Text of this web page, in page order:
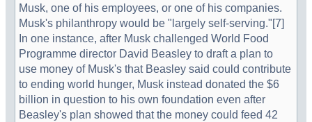
Musk, one of his employees, or one of his companies.
Musk's philanthropy would be "largely self-serving."[7]
In one instance, after Musk challenged World Food
Programme director David Beasley to draft a plan to
use money of Musk's that Beasley said could contribute
to ending world hunger, Musk instead donated the $6
billion in question to his own foundation even after
Beasley's plan showed that the money could feed 42